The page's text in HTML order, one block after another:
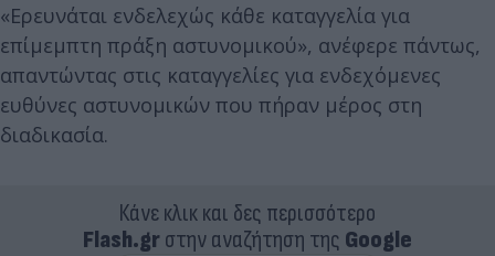
«Ερευνάται ενδελεχώς κάθε καταγγελία για
επίμεμπτη πράξη αστυνομικού», ανέφερε πάντως,
απαντώντας στις καταγγελίες για ενδεχόμενες
ευθύνες αστυνομικών που πήραν μέρος στη
διαδικασία.
Κάνε κλικ και δες περισσότερο
Flash.grστην αναζήτηση της Google